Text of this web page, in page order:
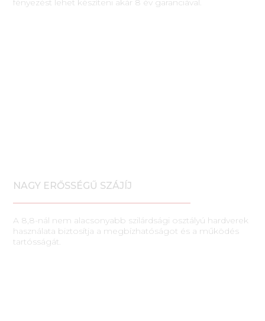
NAGY ERŐSSÉGŰ SZÁJÍJ
A 8,8-nál nem alacsonyabb szilárdsági osztályú hardverek
használata biztosítja a megbízhatóságot és a működés
tartósságát.